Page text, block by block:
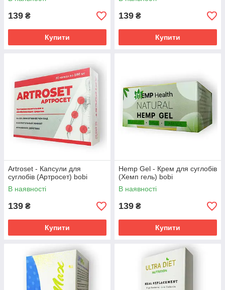
139 ₴
Купити
139 ₴
Купити
Artroset - Капсули для
суглобів (Артросет) bobi
В наявності
139 ₴
Купити
Hemp Gel - Крем для суглобів
(Хемп гель) bobi
В наявності
139 ₴
Купити